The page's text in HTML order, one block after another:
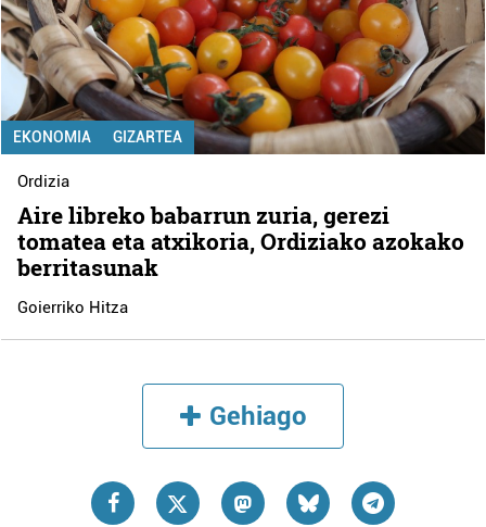
EKONOMIA GIZARTEA
Ordizia
Aire libreko babarrun zuria, gerezi
tomatea eta atxikoria, Ordiziako azokako
berritasunak
Goierriko Hitza
Gehiago